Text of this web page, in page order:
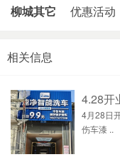
柳城其它 优惠活动
相关信息
4.28开
4月28日
伤车漆 ..